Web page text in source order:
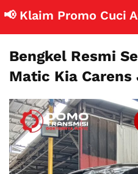
Promo Cuci AC
Bengkel Resmi
Matic Kia